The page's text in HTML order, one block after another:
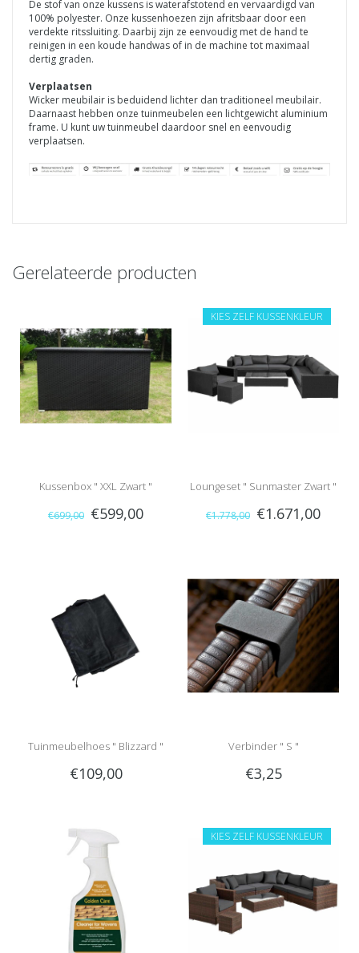
De stof van onze kussens is waterafstotend en vervaardigd van
100% polyester. Onze kussenhoezen zijn afritsbaar door een
verdekte ritssluiting. Daarbij zijn ze eenvoudig met de hand te
reinigen in een koude handwas of in de machine tot maximaal
dertig graden.
Verplaatsen
Wicker meubilair is beduidend lichter dan traditioneel meubilair.
Daarnaast hebben onze tuinmeubelen een lichtgewicht aluminium
frame. U kunt uw tuinmeubel daardoor snel en eenvoudig
verplaatsen.
Gerelateerde producten
Kussenbox " XXL Zwart "
€699,00 €599,00
KIES ZELF KUSSENKLEUR
Loungeset " Sunmaster Zwart "
€1.778,00 €1.671,00
Tuinmeubelhoes " Blizzard "
€109,00
Verbinder " S "
€3,25
KIES ZELF KUSSENKLEUR